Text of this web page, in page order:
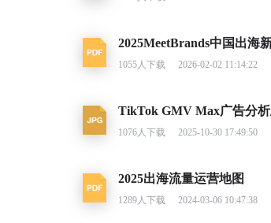
1055人下载 2026-02-02 11:14:22
1076人下载 2025-10-30 17:49:50
2025出海流量运营地图
1289人下载 2024-03-06 10:47:38